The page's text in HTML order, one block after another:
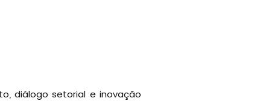
diálogo setorial e inovação